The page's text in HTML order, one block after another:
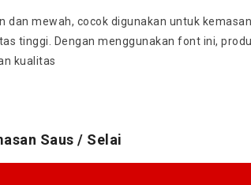
dan mewah, cocok digunakan untuk
tinggi. Dengan menggunakan font ini,
kualitas
Saus / Selai